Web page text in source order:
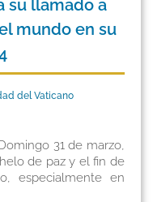
su llamado a
mundo en su
del Vaticano
31 de marzo,
de paz y el fin de
especialmente en